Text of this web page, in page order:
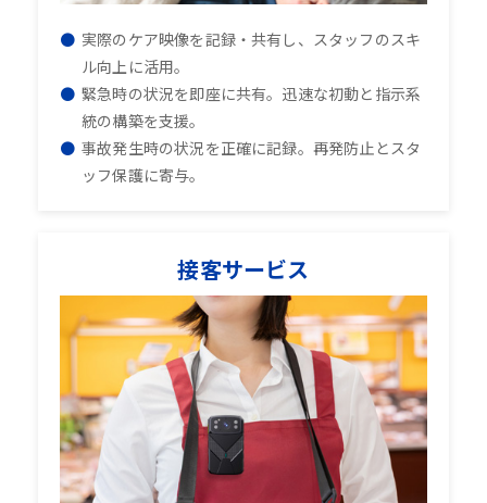
実際のケア映像を記録・共有し、スタッフのスキ
ル向上に活用。
緊急時の状況を即座に共有。迅速な初動と指示系
統の構築を支援。
事故発生時の状況を正確に記録。再発防止とスタ
ッフ保護に寄与。
接客サービス